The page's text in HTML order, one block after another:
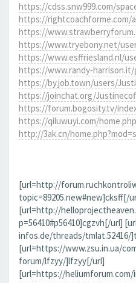
https://cdss.snw999.com/
https://rightcoachforme.com/
https://
https://www.tryebony.net/
https://www.esffriesland.nl/
https://www.randy-harrison.it/
https://by.job.town/users/
https://joinchat.org/
https://forum.bogosity.tv/
https://qiluwuyi.com/
http://3ak.cn/
[url=http://
topic=89205.new#new]cksff[/
[url=http://
p=56410#p56410]cgzvh[/url]
infos.de/threads/tmlat.52416/
[url=https://www.zsu.in.ua/
forum/lfzyy/]lfzyy[/url]
[url=https://